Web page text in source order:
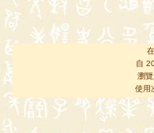
自
瀏
使用